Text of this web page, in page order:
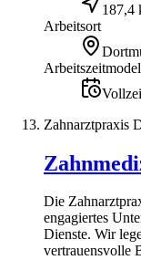
187,4
Arbeitsort
Zahnarztpraxis
Die
engagiertes
Dienste. Wir
vertrauensvolle